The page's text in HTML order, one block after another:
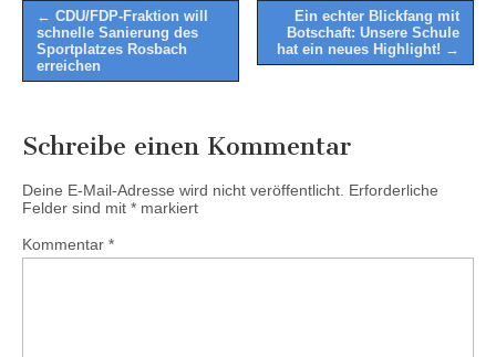
Post
navigation
← CDU/FDP-Fraktion will
schnelle Sanierung des
Sportplatzes Rosbach
erreichen
Ein echter Blickfang mit
Botschaft: Unsere Schule
hat ein neues Highlight! →
Schreibe einen Kommentar
Deine E-Mail-Adresse wird nicht veröffentlicht. Erforderliche
Felder sind mit * markiert
Kommentar *